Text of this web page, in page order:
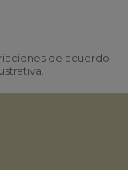
de acuerdo